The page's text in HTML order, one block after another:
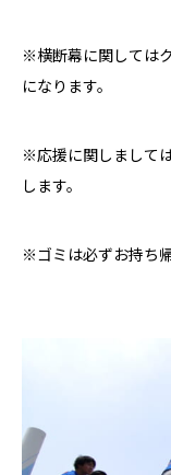
※横断幕に関しては
になります。
※応援に関しまして
します。
※ゴミは必ずお持ち